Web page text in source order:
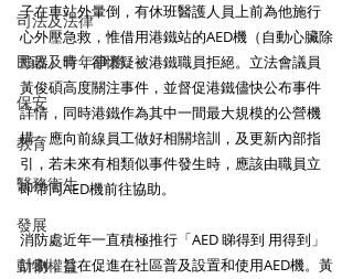
司法及法律
民政及青年事務
保安
教育
醫務衛生
發展
動物權益
子在車站外暈倒，有休班醫護人員上前為他施行
心外壓急救，惟借用港鐵站的AED機（自動心臟除
顫器）時，卻懷疑被港鐵職員拒絕。立法會議員
黃俊碩高度關注事件，並督促港鐵儘快公布事件
詳情，同時港鐵作為其中一間最大規模的公營機
構，應向前線員工做好相關培訓，及更新內部指
引，若未來有相類似事件發生時，應該由職員立
即帶同AED機前往協助。
消防處近年一直積極推行「AED 睇得到 用得到」
計劃，旨在促進在社區普及設置和使用AED機。黃